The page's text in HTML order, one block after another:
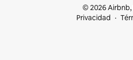
© 2026 Airbnb,
Privacidad